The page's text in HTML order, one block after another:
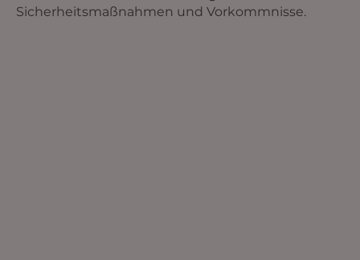
Sicherheitsmaßnahmen und Vorkommnisse.